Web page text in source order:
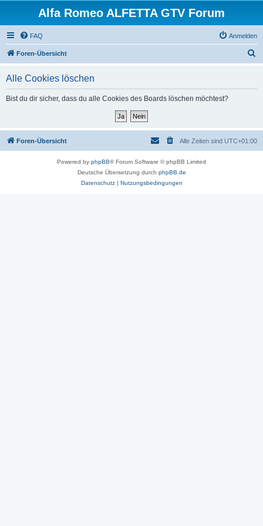
Alfa Romeo ALFETTA GTV Forum
FAQ Anmelden
Foren-Übersicht
Alle Cookies löschen
Bist du dir sicher, dass du alle Cookies des Boards löschen möchtest?
Foren-Übersicht Alle Zeiten sind UTC+01:00
Powered by phpBB® Forum Software © phpBB Limited
Deutsche Übersetzung durch phpBB.de
Datenschutz| Nutzungsbedingungen